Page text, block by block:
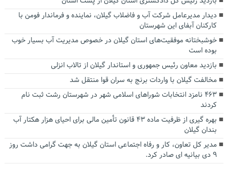
دیدار مدیرعامل شرکت آب و فاضلاب گیلان، نماینده و فرماندار فومن با
کارکنان آبفای این شهرستان
خوشبختانه موفقیت‌های استان گیلان در خصوص مدیریت آب بسیار خوب
بوده است
بازدید معاون رئیس جمهوری و استاندار گیلان از تالاب انزلی
مخالفت گیلان با واردات برنج به سران قوا منتقل شد
۴۶۳ نامزد انتخابات شوراهای اسلامی شهر در شهرستان رشت ثبت نام
کردند
بهره گیری از ظرفیت ماده ۴۳ قانون تأمین مالی برای احیای هزار هکتار آب
بندان گیلان
مدیر کل تعاون، کار و رفاه اجتماعی استان گیلان به جهت گرامی داشت روز
۹ دی بیانیه ای صادر کرد.